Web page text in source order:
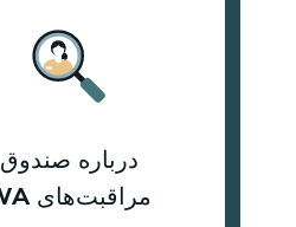
درباره صندوق
مراقبت‌های WA